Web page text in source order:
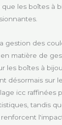
les boîtes à
gestion des
matière de
les boîtes à
désormais sur
icc raffinées
tandis